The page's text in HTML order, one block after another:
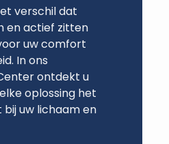
verschil dat
en actief zitten
uw comfort
In ons
ontdekt u
oplossing het
bij uw lichaam en